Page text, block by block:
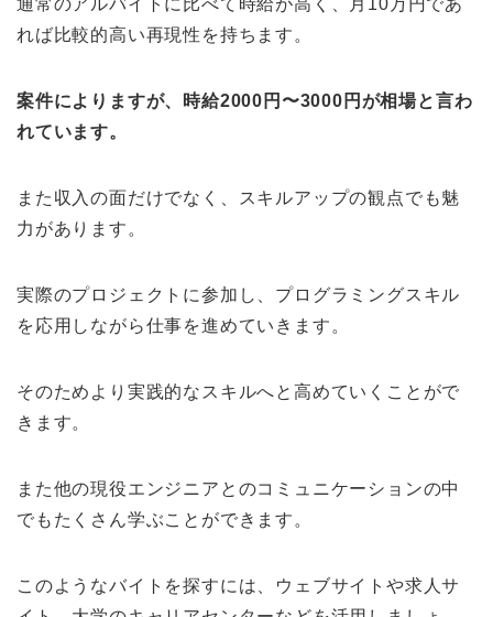
通常のアルバイトに比べて時給が高く、月10万円であ
れば比較的高い再現性を持ちます。
案件によりますが、時給2000円〜3000円が相場と言わ
れています。
また収入の面だけでなく、スキルアップの観点でも魅
力があります。
実際のプロジェクトに参加し、プログラミングスキル
を応用しながら仕事を進めていきます。
そのためより実践的なスキルへと高めていくことがで
きます。
また他の現役エンジニアとのコミュニケーションの中
でもたくさん学ぶことができます。
このようなバイトを探すには、ウェブサイトや求人サ